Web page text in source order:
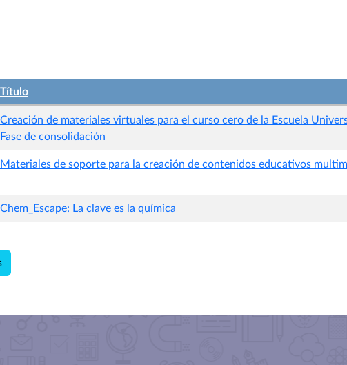
Título
Creación de materiales virtuales para el curso cero de la Escuela
Fase de consolidación
Materiales de soporte para la creación de contenidos educativos
Chem_Escape: La clave es la química